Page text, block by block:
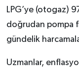
LPG’ye (otogaz)
doğrudan pompa
gündelik
Uzmanlar,